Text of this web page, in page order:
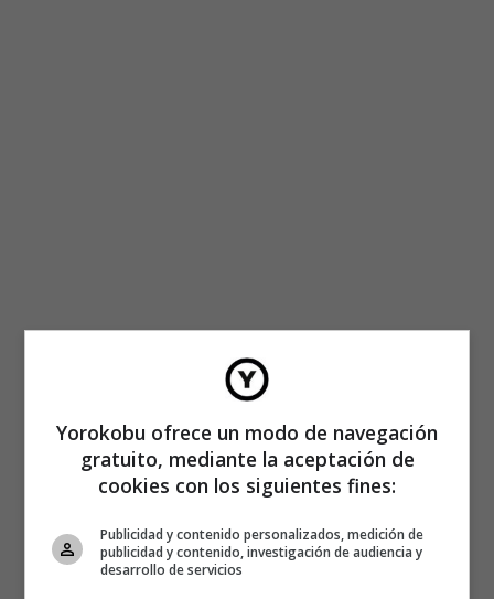
perfeccionismo como enemigo
Yorokobu ofrece un modo de navegación
gratuito, mediante la aceptación de
cookies con los siguientes fines:
Publicidad y contenido personalizados, medición de
publicidad y contenido, investigación de audiencia y
desarrollo de servicios